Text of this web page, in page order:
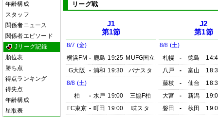
年齢構成
スタッフ
関係者ニュース
関係者エピソード
Jリーグ記録
順位表
勝ち点
得点ランキング
得失点
年齢構成
星取表
リーグ戦
J1
第1節
8/7 (金)
横浜FM - 鹿島 19:25 MUFG国立
G大阪
- 浦和 19:30
パナスタ
8/8 (土)
柏
- 水戸 19:00
三協F柏
FC東京 - 町田 19:00
味スタ
J2
第1節
8/8 (土)
札幌
- 徳島
八戸
- 富山
藤枝
- 仙台
大宮
- 新潟
磐田
- 秋田